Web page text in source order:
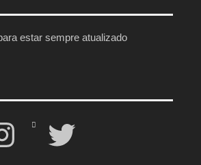
estar sempre atualizado
Twitter